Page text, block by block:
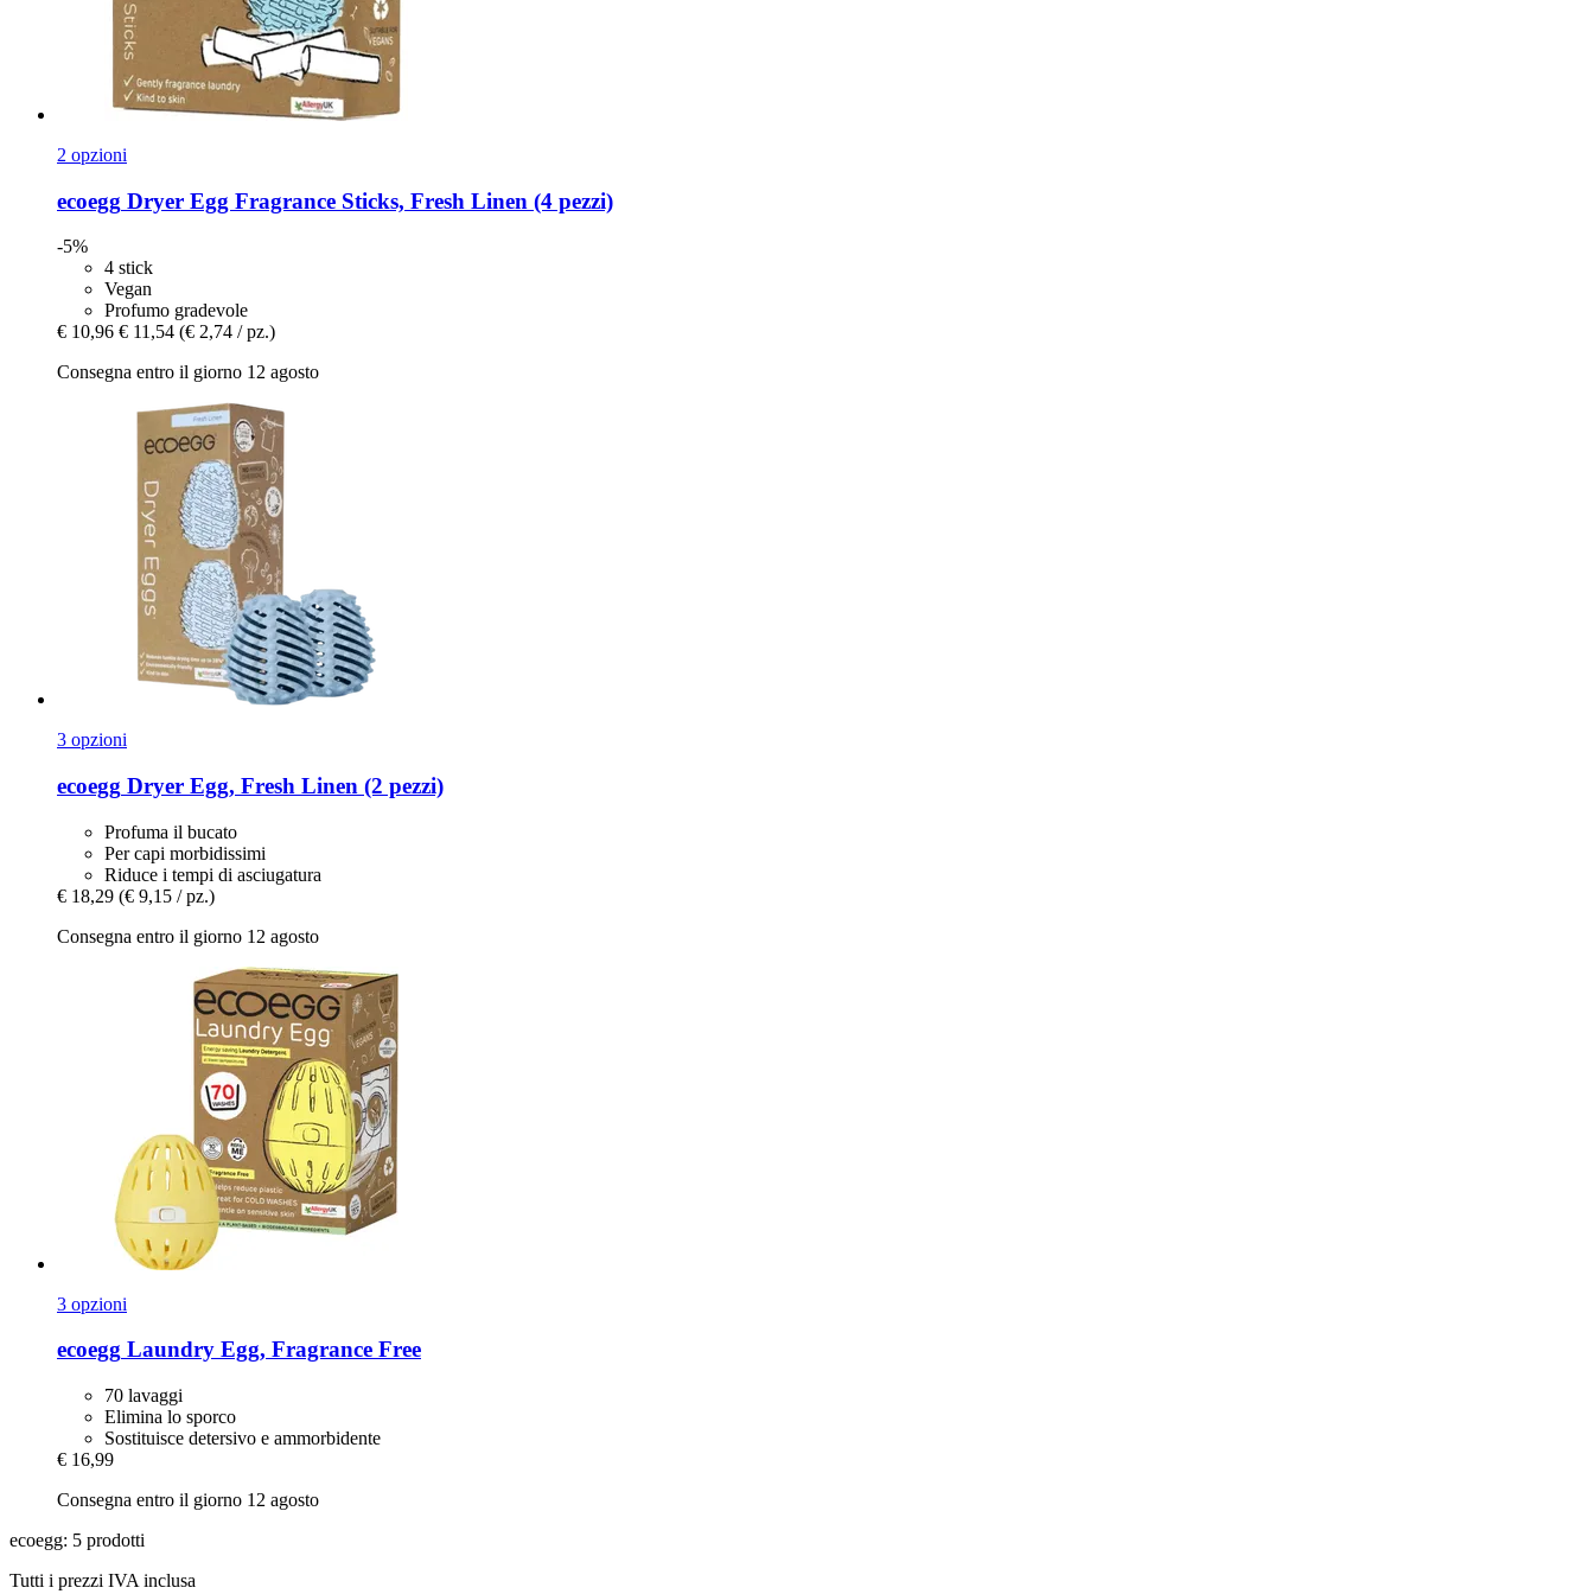
2 opzioni
ecoegg Dryer Egg Fragrance Sticks, Fresh Linen (4 pezzi)
-5%
4 stick
Vegan
Profumo gradevole
€ 10,96 € 11,54 (€ 2,74 / pz.)
Consegna entro il giorno 12 agosto
3 opzioni
ecoegg Dryer Egg, Fresh Linen (2 pezzi)
Profuma il bucato
Per capi morbidissimi
Riduce i tempi di asciugatura
€ 18,29 (€ 9,15 / pz.)
Consegna entro il giorno 12 agosto
3 opzioni
ecoegg Laundry Egg, Fragrance Free
70 lavaggi
Elimina lo sporco
Sostituisce detersivo e ammorbidente
€ 16,99
Consegna entro il giorno 12 agosto
ecoegg: 5 prodotti
Tutti i prezzi IVA inclusa